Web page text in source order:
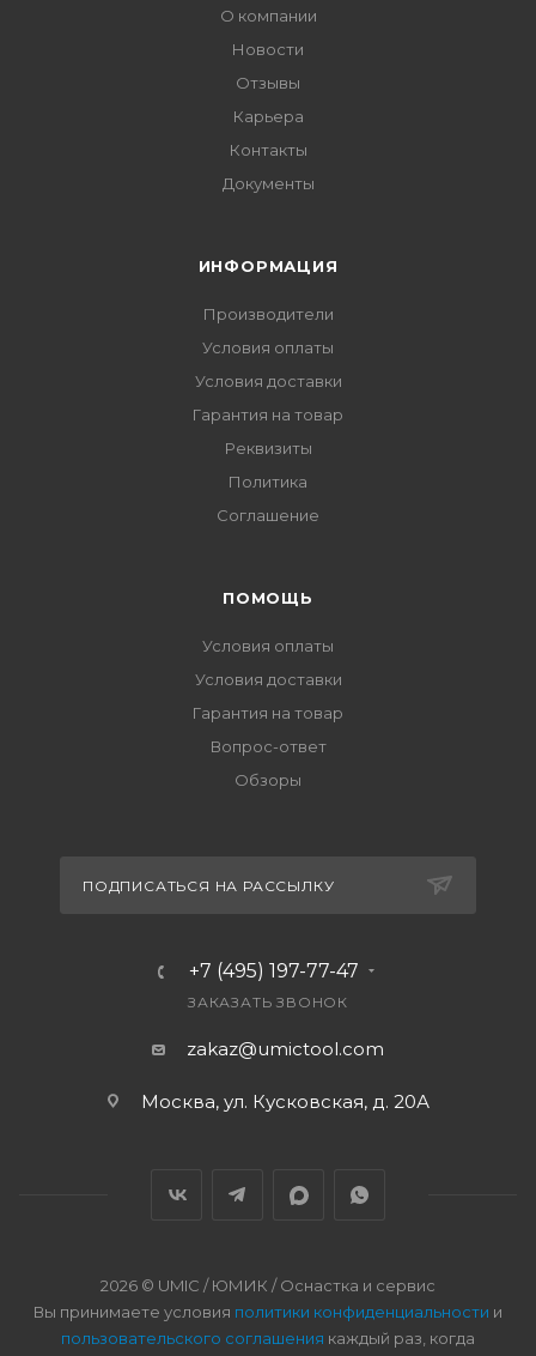
О компании
Новости
Отзывы
Карьера
Контакты
Документы
ИНФОРМАЦИЯ
Производители
Условия оплаты
Условия доставки
Гарантия на товар
Реквизиты
Политика
Соглашение
ПОМОЩЬ
Условия оплаты
Условия доставки
Гарантия на товар
Вопрос-ответ
Обзоры
ПОДПИСАТЬСЯ НА РАССЫЛКУ
+7 (495) 197-77-47
ЗАКАЗАТЬ ЗВОНОК
zakaz@umictool.com
Москва, ул. Кусковская, д. 20А
2026 © UMIC / ЮМИК / Оснастка и сервис
Вы принимаете условия политики конфиденциальности и
пользовательского соглашения каждый раз, когда